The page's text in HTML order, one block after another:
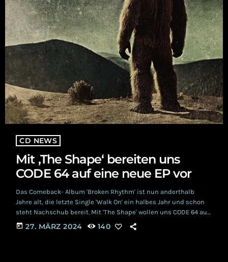
CD NEWS
Mit ‚The Shape‘ bereiten uns
CODE 64 auf eine neue EP vor
Das Comeback- Album 'Broken Rhythm' ist nun anderthalb
Jahre alt, die letzte Single 'Walk On' ein halbes Jahr und schon
steht Nachschub bereit. Mit 'The Shape' wollen uns CODE 64 auf
eine kommende EP vorbereiten. Und sie überraschen in vielen
kleinen Details... Über das letzte Album der schwedischen
today 27. MÄRZ 2024 140